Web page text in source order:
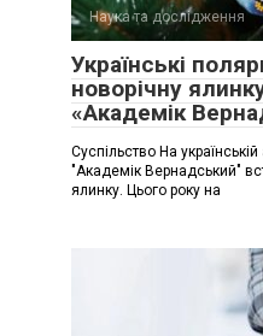
Наука та дослідження
Українські
новорічну
«Академік
Суспільство На українській
"Академік Вернадський"
ялинку. Цього року на